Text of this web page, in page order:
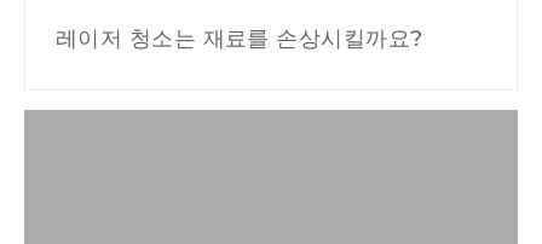
레이저 청소는 재료를 손상시킬까요?